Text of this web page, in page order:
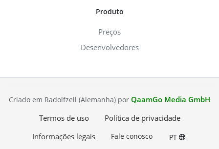
Produto
Preços
Desenvolvedores
Criado em Radolfzell (Alemanha) por QaamGo Media GmbH
Termos de uso
Política de privacidade
Informações legais
Fale conosco PT